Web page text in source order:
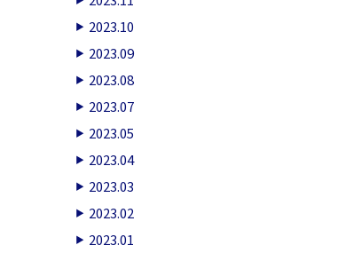
2023.10
2023.09
2023.08
2023.07
2023.05
2023.04
2023.03
2023.02
2023.01